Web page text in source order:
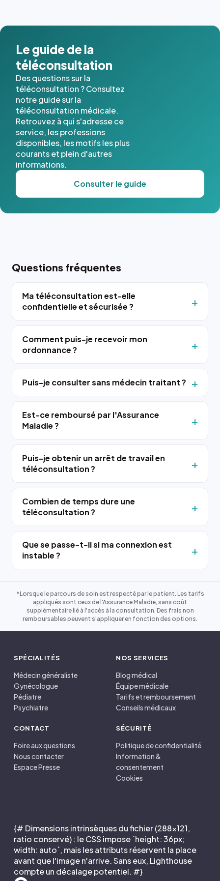
cas. #}
Le guide de la
téléconsultation
Des questions sur la
téléconsultation ? Consultez
notre guide sur la
téléconsultation médicale.
Retrouvez à qui s'adresse ce
service, les professions
disponibles, les motifs les plus
courants et plein d'autres
informations.
Consulter le guide
Questions fréquentes
Ma téléconsultation est-elle
confidentielle et sécurisée ?
Comment puis-je recevoir mon
ordonnance ?
Puis-je consulter sans médecin traitant ?
Est-ce remboursé par l'Assurance
Maladie ?
Puis-je obtenir un arrêt de travail en
téléconsultation ?
Combien de temps dure une
téléconsultation ?
Que se passe-t-il si ma connexion est
instable ?
*Lorsque le parcours de soin est respecté par le patient. Les tarifs
appliqués sont ceux de l'Assurance Maladie, sans coût
supplémentaire lié à l'accès à la consultation. Des frais non
remboursables peuvent s'appliquer en fonction des options.
SPÉCIALITÉS
Médecin généraliste
Gynécologue
Pédiatre
Psychiatre
NOS SERVICES
Blog médical
Équipe médicale
Tarifs et remboursement
Conseils médicaux
CONTACT
Foire aux questions
Nous contacter
Espace Presse
SÉCURITÉ
Politique de confidentialité
Information &
consentement
Cookies
{# Dimensions intrinsèques du fichier (288×121,
ratio conservé) : le CSS impose `height: 36px;
width: auto`, mais les attributs réservent la place
avant que l'image n'arrive. Sans eux, Lighthouse
compte un décalage potentiel. #}